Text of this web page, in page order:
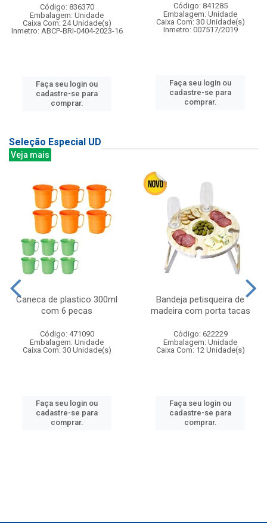
Código: 836370
Embalagem: Unidade
Caixa Com: 24 Unidade(s)
Inmetro: ABCP-BRI-0404-2023-16
Faça seu login ou
cadastre-se para
comprar.
Código: 841285
Embalagem: Unidade
Caixa Com: 30 Unidade(s)
Inmetro: 007517/2019
Faça seu login ou
cadastre-se para
comprar.
Seleção Especial UD
Veja mais
Caneca de plastico 300ml
com 6 pecas
Código: 471090
Embalagem: Unidade
Caixa Com: 30 Unidade(s)
Faça seu login ou
cadastre-se para
comprar.
Bandeja petisqueira de
madeira com porta tacas
Código: 622229
Embalagem: Unidade
Caixa Com: 12 Unidade(s)
Faça seu login ou
cadastre-se para
comprar.